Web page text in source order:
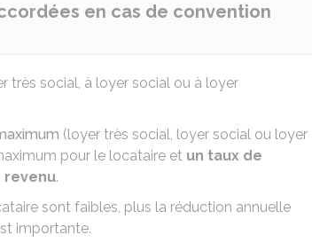
en cas de convention
très social, à loyer social ou à loyer
(loyer très social, loyer social ou loyer
pour le locataire et un taux de
revenu.
sont faibles, plus la réduction annuelle
importante.